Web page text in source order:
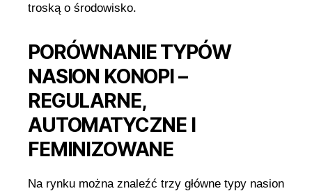
troską o środowisko.
PORÓWNANIE TYPÓW
NASION KONOPI –
REGULARNE,
AUTOMATYCZNE I
FEMINIZOWANE
Na rynku można znaleźć trzy główne typy nasion